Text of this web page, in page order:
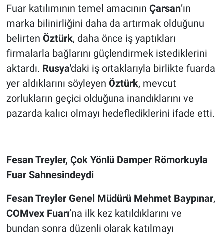
Fuar katılımının temel amacının Çarsan’ın
marka bilinirliğini daha da artırmak olduğunu
belirten Öztürk, daha önce iş yaptıkları
firmalarla bağlarını güçlendirmek istediklerini
aktardı. Rusya'daki iş ortaklarıyla birlikte fuarda
yer aldıklarını söyleyen Öztürk, mevcut
zorlukların geçici olduğuna inandıklarını ve
pazarda kalıcı olmayı hedeflediklerini ifade etti.
Fesan Treyler, Çok Yönlü Damper Römorkuyla
Fuar Sahnesindeydi
Fesan Treyler Genel Müdürü Mehmet Baypınar,
COMvex Fuarı’na ilk kez katıldıklarını ve
bundan sonra düzenli olarak katılmayı